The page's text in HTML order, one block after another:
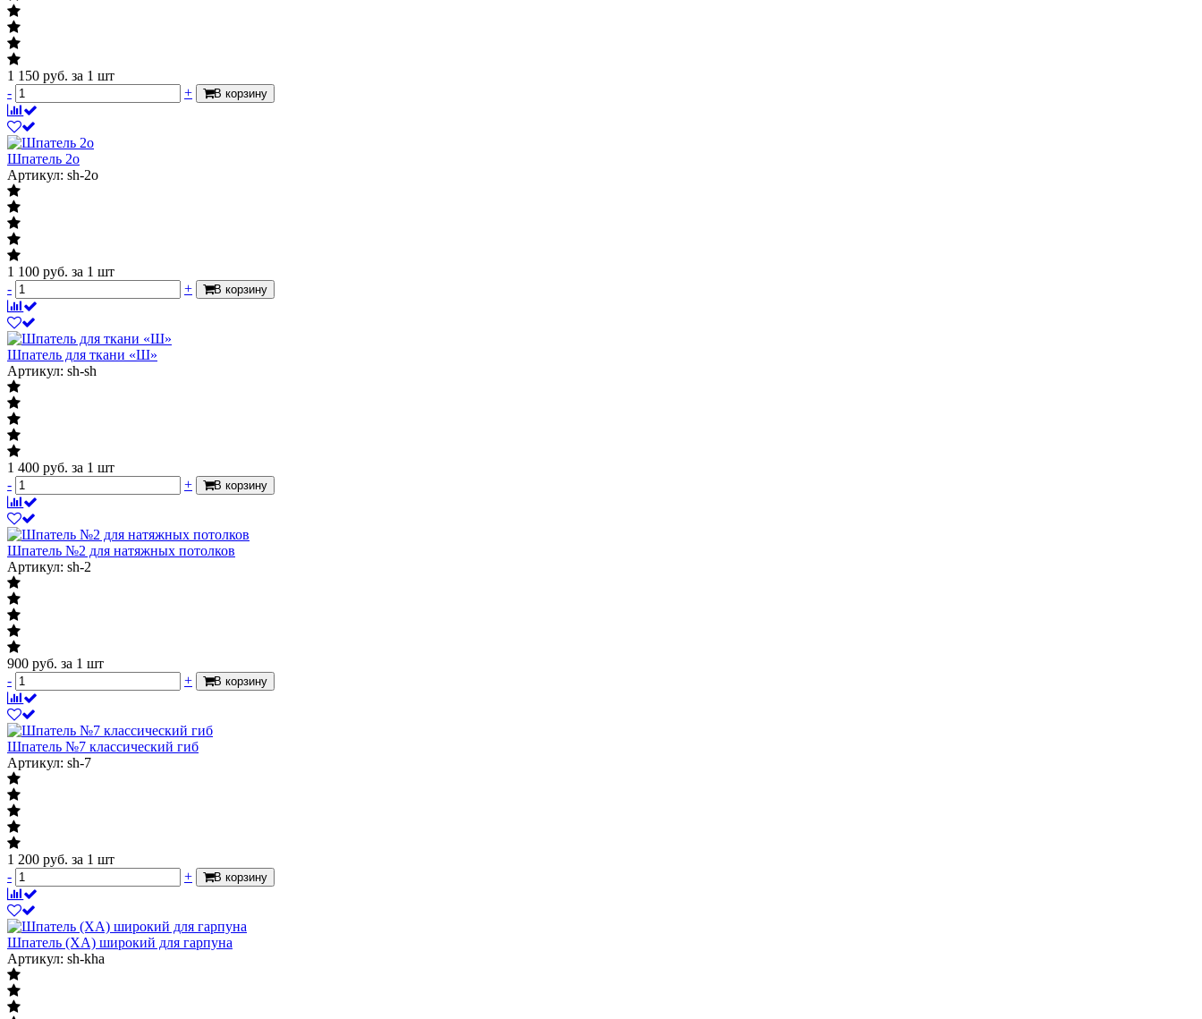
1 150 руб. за 1 шт
-
+ В корзину
Шпатель 2о
Артикул: sh-2o
1 100 руб. за 1 шт
-
+ В корзину
Шпатель для ткани «Ш»
Артикул: sh-sh
1 400 руб. за 1 шт
-
+ В корзину
Шпатель №2 для натяжных потолков
Артикул: sh-2
900 руб. за 1 шт
-
+ В корзину
Шпатель №7 классический гиб
Артикул: sh-7
1 200 руб. за 1 шт
-
+ В корзину
Шпатель (ХА) широкий для гарпуна
Артикул: sh-kha